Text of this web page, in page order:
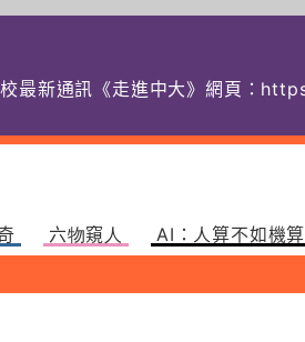
最新通訊《走進中大》網頁：
六物窺人 AI：人算不如機算